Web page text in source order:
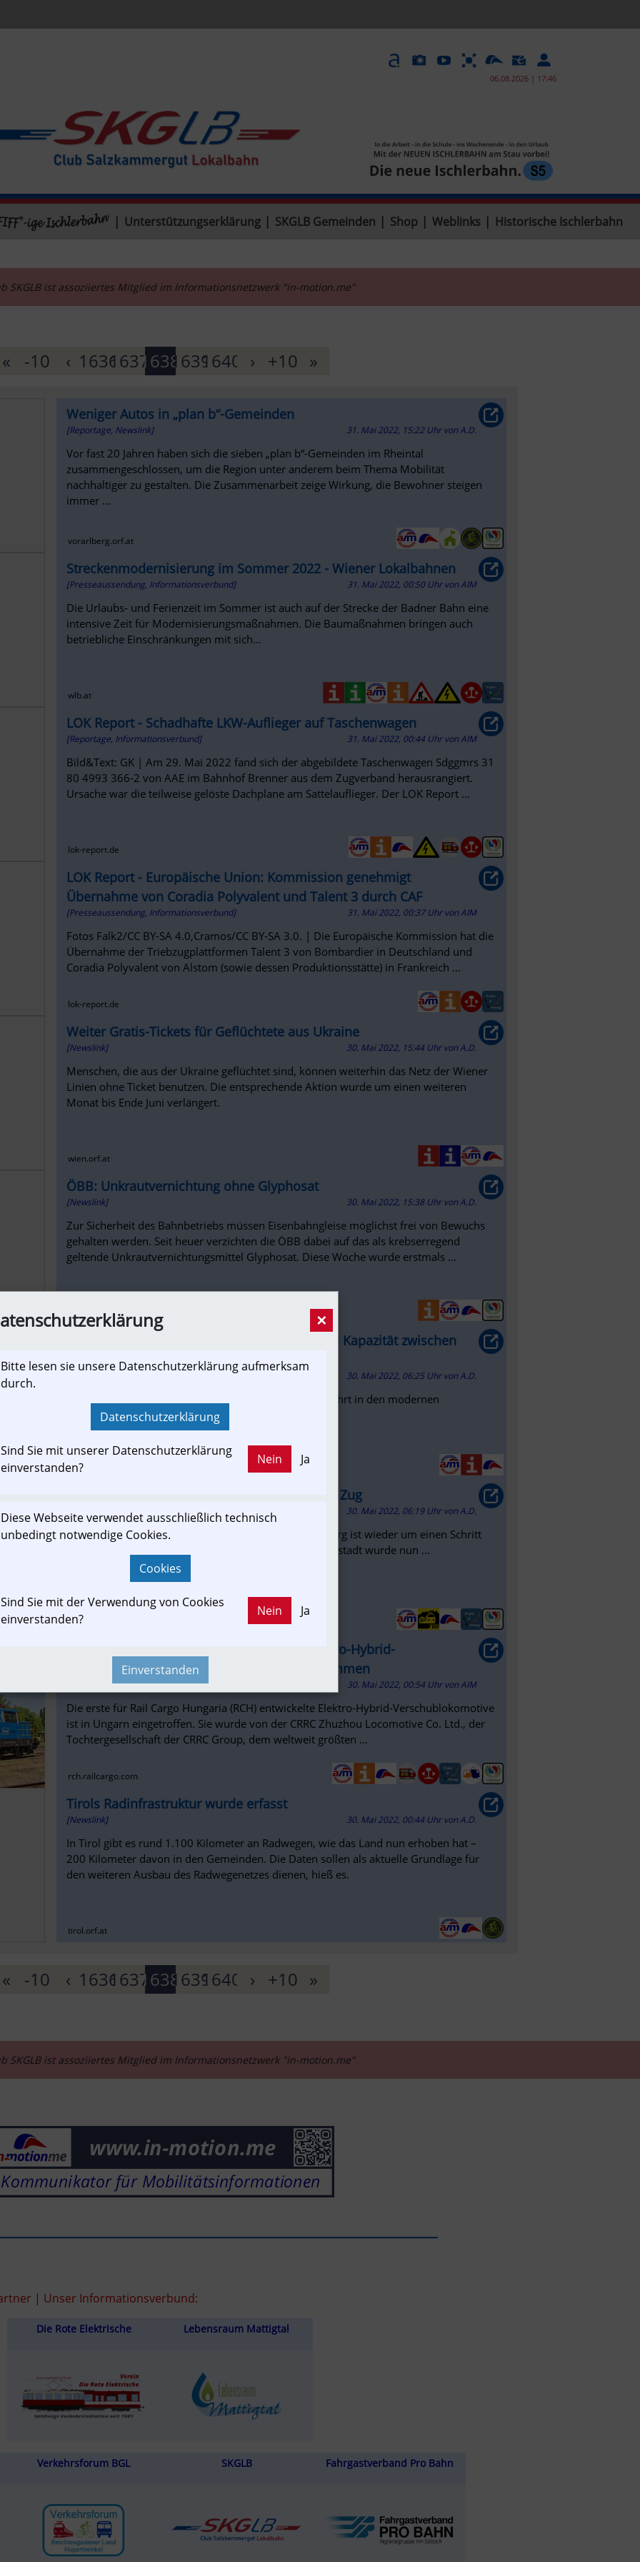
06.08.2026 | 17:46
Unterstützungserklärung SKGLB Gemeinden Shop Weblinks Historische Ischlerbahn
SKGLB ist assoziiertes Mitglied im Informationsnetzwerk "in-motion.me"
« -10 ‹ 16361637163816391640 › +10 »
Weniger Autos in „plan b“-Gemeinden
[Reportage, Newslink] 31. Mai 2022, 15:22 Uhr vonA.D.
Vor fast 20 Jahren haben sich die sieben „plan b“-Gemeinden im Rheintal
zusammengeschlossen, um die Region unter anderem beim Thema Mobilität
nachhaltiger zu gestalten. Die Zusammenarbeit zeige Wirkung, die Bewohner steigen
immer ...
vorarlberg.orf.at
Streckenmodernisierung im Sommer 2022 - Wiener Lokalbahnen
[Presseaussendung, Informationsverbund] 31. Mai 2022, 00:50 Uhr vonAIM
Die Urlaubs- und Ferienzeit im Sommer ist auch auf der Strecke der Badner Bahn eine
intensive Zeit für Modernisierungsmaßnahmen. Die Baumaßnahmen bringen auch
betriebliche Einschränkungen mit sich...
wlb.at
LOK Report - Schadhafte LKW-Auflieger auf Taschenwagen
[Reportage, Informationsverbund] 31. Mai 2022, 00:44 Uhr vonAIM
Bild&Text: GK | Am 29. Mai 2022 fand sich der abgebildete Taschenwagen Sdggmrs 31
80 4993 366-2 von AAE im Bahnhof Brenner aus dem Zugverband herausrangiert.
Ursache war die teilweise gelöste Dachplane am Sattelauflieger. Der LOK Report ...
lok-report.de
LOK Report - Europäische Union: Kommission genehmigt
Übernahme von Coradia Polyvalent und Talent 3 durch CAF
[Presseaussendung, Informationsverbund] 31. Mai 2022, 00:37 Uhr vonAIM
Fotos Falk2/CC BY-SA 4.0,Cramos/CC BY-SA 3.0. | Die Europäische Kommission hat die
Übernahme der Triebzugplattformen Talent 3 von Bombardier in Deutschland und
Coradia Polyvalent von Alstom (sowie dessen Produktionsstätte) in Frankreich ...
lok-report.de
Weiter Gratis-Tickets für Geflüchtete aus Ukraine
[Newslink] 30. Mai 2022, 15:44 Uhr vonA.D.
Menschen, die aus der Ukraine geflüchtet sind, können weiterhin das Netz der Wiener
Linien ohne Ticket benutzen. Die entsprechende Aktion wurde um einen weiteren
Monat bis Ende Juni verlängert.
wien.orf.at
ÖBB: Unkrautvernichtung ohne Glyphosat
[Newslink] 30. Mai 2022, 15:38 Uhr vonA.D.
Zur Sicherheit des Bahnbetriebs müssen Eisenbahngleise möglichst frei von Bewuchs
gehalten werden. Seit heuer verzichten die ÖBB dabei auf das als krebserregend
geltende Unkrautvernichtungsmittel Glyphosat. Diese Woche wurde erstmals ...
kaernten.orf.at
WESTbahn: Dichter Fahrplan mit ausreichend Kapazität zwischen
Wien und Salzburg
30. Mai 2022, 06:25 Uhr vonA.D.
Mit jedem in der WESTbahn gültigen Ticket ist die Mitfahrt in den modernen
Doppelstockzügen garantiert
ots.at
Kostenaufstellung fertig: Gemeinderat ist am Zug
[Newslink] 30. Mai 2022, 06:19 Uhr vonA.D.
Die Verlängerung der Lokalbahn durch die Stadt Salzburg ist wieder um einen Schritt
weiter gekommen. Dem Gemeinderat der Landeshauptstadt wurde nun ...
krone.at
Die für Rail Cargo Hungaria entwickelte Elektro-Hybrid-
Verschublokomotive ist in Budapest angekommen
[Reportage, Informationsverbund] 30. Mai 2022, 00:54 Uhr vonAIM
Die erste für Rail Cargo Hungaria (RCH) entwickelte Elektro-Hybrid-Verschublokomotive
ist in Ungarn eingetroffen. Sie wurde von der CRRC Zhuzhou Locomotive Co. Ltd., der
Tochtergesellschaft der CRRC Group, dem weltweit größten ...
rch.railcargo.com
Tirols Radinfrastruktur wurde erfasst
[Newslink] 30. Mai 2022, 00:44 Uhr vonA.D.
In Tirol gibt es rund 1.100 Kilometer an Radwegen, wie das Land nun erhoben hat –
200 Kilometer davon in den Gemeinden. Die Daten sollen als aktuelle Grundlage für
den weiteren Ausbau des Radwegenetzes dienen, hieß es.
tirol.orf.at
« -10 ‹ 16361637163816391640 › +10 »
SKGLB ist assoziiertes Mitglied im Informationsnetzwerk "in-motion.me"
| Unser Informationsverbund:
Die Rote Elektrische Lebensraum Mattigtal
Verkehrsforum BGL SKGLB Fahrgastverband Pro Bahn
×
Bitte lesen sie unsere Datenschutzerklärung aufmerksam
durch.
Datenschutzerklärung
Sind Sie mit unserer Datenschutzerklärung
einverstanden?
Nein Ja
Diese Webseite verwendet ausschließlich technisch
unbedingt notwendige Cookies.
Cookies
Sind Sie mit der Verwendung von Cookies
einverstanden?
Nein Ja
Einverstanden